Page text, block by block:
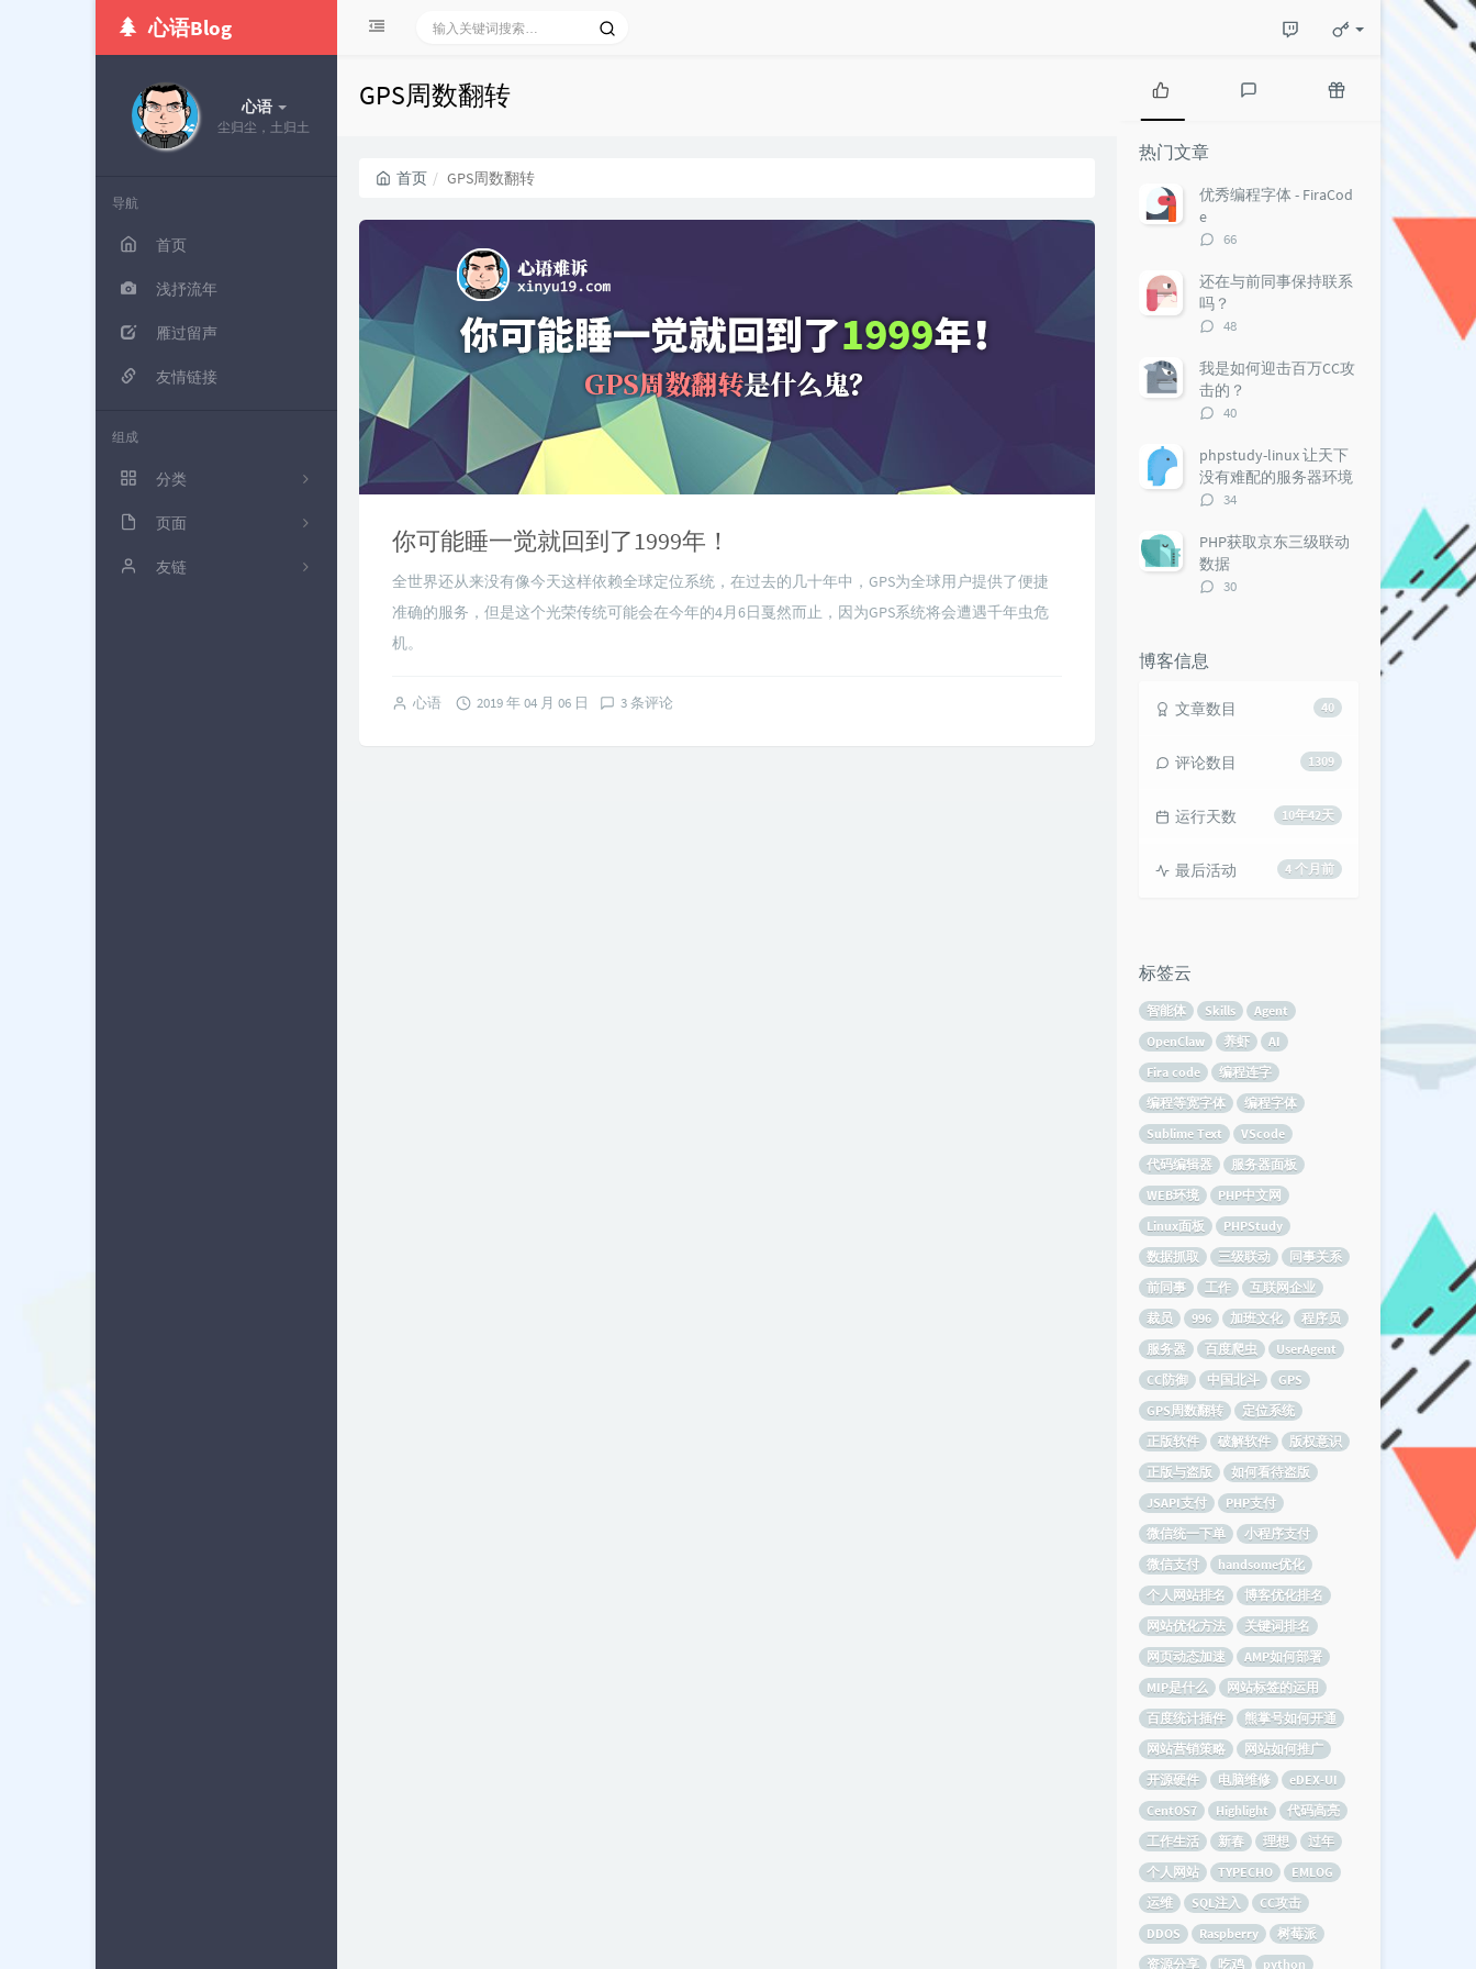
心语Blog
心语
尘归尘，土归土
导航
首页
浅抒流年
雁过留声
友情链接
组成
分类
20
杂七杂八
3
Linux
页面
浅抒流年
友链
GPS周数翻转
首页 GPS周数翻转
你可能睡一觉就回到了1999年！
全世界还从来没有像今天这样依赖全球定位系统，在过去的几十年中，GPS为全球用户提供了便捷
准确的服务，但是这个光荣传统可能会在今年的4月6日戛然而止，因为GPS系统将会遭遇千年虫危
机。
心语 2019 年 04 月 06 日 3 条评论
热
门
文
章
论
章
热门文章
优秀编程字体 - FiraCod
e
评
数：
66
还在与前同事保持联系
吗？
评
数：
48
我是如何迎击百万CC攻
击的？
评
数：
40
phpstudy-linux 让天下
没有难配的服务器环境
评
数：
34
PHP获取京东三级联动
数据
评
30
博客信息
40
文章数目
1309
评论数目
10年42天
运行天数
4 个月前
最后活动
标签云
智能体 Skills
Agent
OpenClaw
养虾
AI
Fira code
编程连字
编程等宽字体
编程字体
Sublime Text
VScode
代码编辑器
服务器面板
WEB环境
PHP中文网
Linux面板
PHPStudy
数据抓取
三级联动
同事关系
前同事
工作
互联网企业
裁员
996 加班文化
程序员
服务器
百度爬虫
UserAgent
CC防御
中国北斗
GPS
GPS周数翻转
定位系统
正版软件
破解软件
版权意识
正版与盗版
如何看待盗版
JSAPI支付
PHP支付
微信统一下单
小程序支付
微信支付
handsome优化
个人网站排名
博客优化排名
网站优化方法
关键词排名
网页动态加速
AMP如何部署
MIP是什么
网站标签的运用
百度统计插件
熊掌号如何开通
网站营销策略
网站如何推广
开源硬件
电脑维修
eDEX-UI
CentOS7
Highlight
代码高亮
工作生活
新春 理想
过年
个人网站
TYPECHO
EMLOG
运维
SQL注入
CC攻击
DDOS
Raspberry
树莓派
资源分享
吃鸡 python